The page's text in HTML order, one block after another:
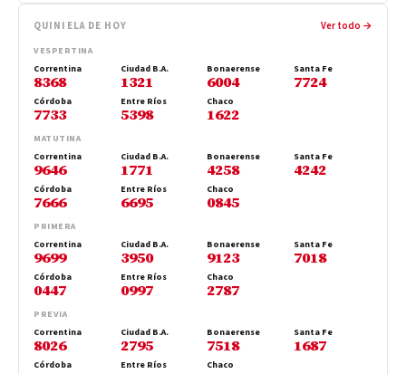
QUINIELA DE HOY Ver todo →
VESPERTINA
Correntina
8368
Ciudad B.A.
1321
Bonaerense
6004
Santa Fe
7724
Córdoba
7733
Entre Ríos
5398
Chaco
1622
MATUTINA
Correntina
9646
Ciudad B.A.
1771
Bonaerense
4258
Santa Fe
4242
Córdoba
7666
Entre Ríos
6695
Chaco
0845
PRIMERA
Correntina
9699
Ciudad B.A.
3950
Bonaerense
9123
Santa Fe
7018
Córdoba
0447
Entre Ríos
0997
Chaco
2787
PREVIA
Correntina
8026
Ciudad B.A.
2795
Bonaerense
7518
Santa Fe
1687
Córdoba Entre Ríos Chaco